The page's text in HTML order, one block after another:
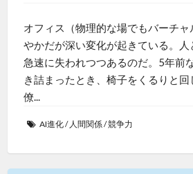
オフィス（物理的な場でもバーチャ
やかだが深い変化が起きている。
急速に失われつつあるのだ。5年前
き詰まったとき、椅子をくるりと
僚...
AI進化/ 人間関係/競争力